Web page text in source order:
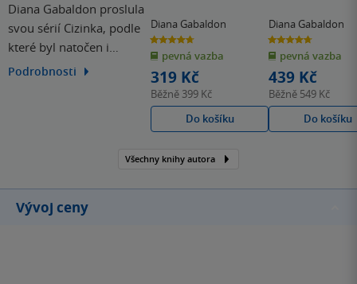
Diana Gabaldon proslula
svou sérií Cizinka, podle
které byl natočen i
stejnojmenný televizní
Podrobnosti
Diana Gabaldon
4.7
z
5
hvězdiček
pevná vazba
319 Kč
Běžně 399 Kč
Do košíku
Diana Gabaldon
4.7
z
5
hvězdiček
pevná vazba
439 Kč
Běžně 549 Kč
Do košíku
Všechny knihy autora
Vývoj ceny